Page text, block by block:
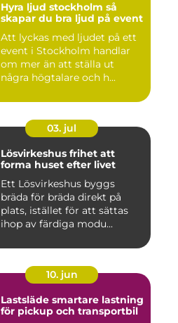
Hyra ljud stockholm så
skapar du bra ljud på event
Att lyckas med ljudet på ett
event i Stockholm handlar
om mer än att ställa ut
några högtalare och h...
03. jul
Lösvirkeshus frihet att
forma huset efter livet
Ett Lösvirkeshus byggs
bräda för bräda direkt på
plats, istället för att sättas
ihop av färdiga modu...
10. jun
Lastsläde smartare lastning
för pickup och transportbil